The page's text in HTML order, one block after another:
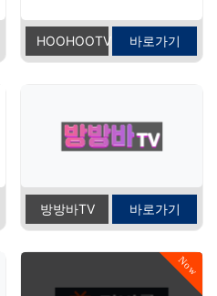
HOOHOOTV 바로가기
방방바TV 바로가기
Now